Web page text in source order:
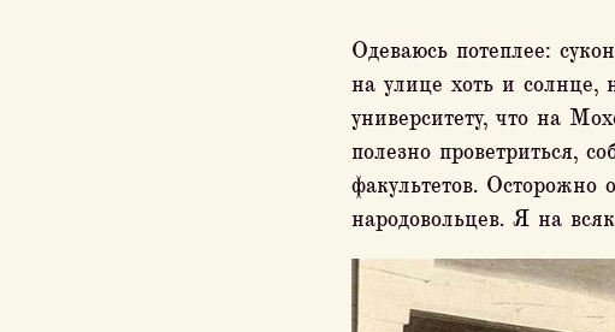
Одеваюсь потеплее:
на улице хоть и
университету, что на
полезно проветриться,
факультетов. Осторожно
народовольцев. Я на